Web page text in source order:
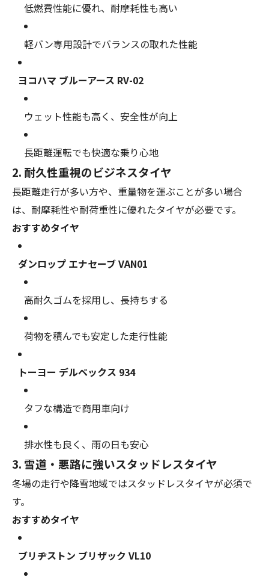
低燃費性能に優れ、耐摩耗性も高い
軽バン専用設計でバランスの取れた性能
ヨコハマ ブルーアース RV-02
ウェット性能も高く、安全性が向上
長距離運転でも快適な乗り心地
2. 耐久性重視のビジネスタイヤ
長距離走行が多い方や、重量物を運ぶことが多い場合
は、耐摩耗性や耐荷重性に優れたタイヤが必要です。
おすすめタイヤ
ダンロップ エナセーブ VAN01
高耐久ゴムを採用し、長持ちする
荷物を積んでも安定した走行性能
トーヨー デルベックス 934
タフな構造で商用車向け
排水性も良く、雨の日も安心
3. 雪道・悪路に強いスタッドレスタイヤ
冬場の走行や降雪地域ではスタッドレスタイヤが必須で
す。
おすすめタイヤ
ブリヂストン ブリザック VL10